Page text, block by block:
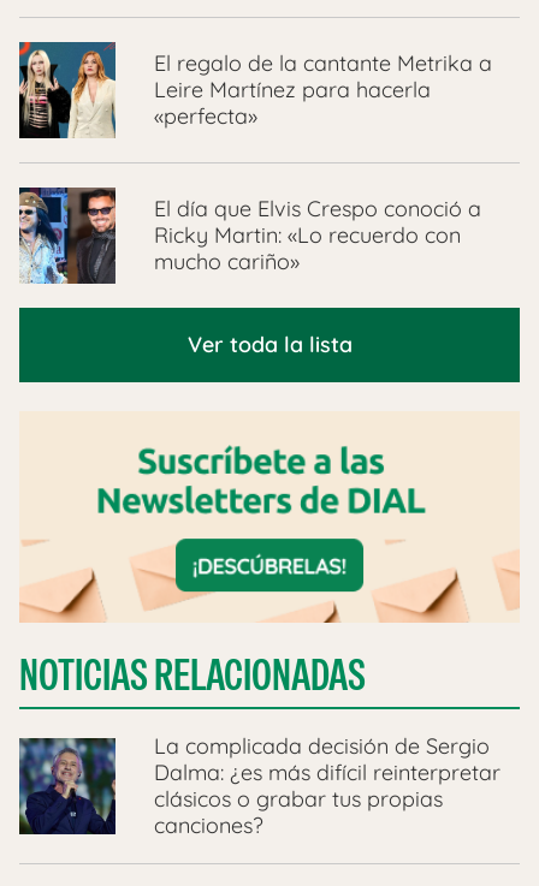
El regalo de la cantante Metrika a
Leire Martínez para hacerla
«perfecta»
El día que Elvis Crespo conoció a
Ricky Martin: «Lo recuerdo con
mucho cariño»
Ver toda la lista
NOTICIAS RELACIONADAS
La complicada decisión de Sergio
Dalma: ¿es más difícil reinterpretar
clásicos o grabar tus propias
canciones?